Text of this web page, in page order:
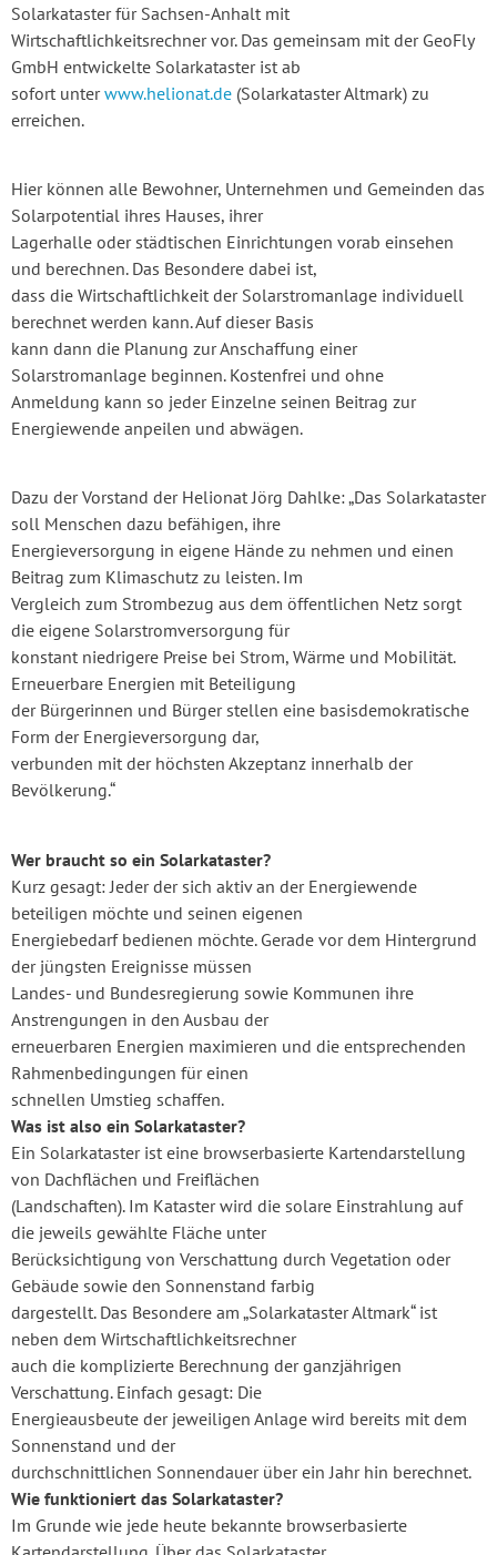
Solarkataster für Sachsen-Anhalt mit
Wirtschaftlichkeitsrechner vor. Das gemeinsam mit der GeoFly
GmbH entwickelte Solarkataster ist ab
sofort unterwww.helionat.de (Solarkataster Altmark) zu
erreichen.
Hier können alle Bewohner, Unternehmen und Gemeinden das
Solarpotential ihres Hauses, ihrer
Lagerhalle oder städtischen Einrichtungen vorab einsehen
und berechnen. Das Besondere dabei ist,
dass die Wirtschaftlichkeit der Solarstromanlage individuell
berechnet werden kann. Auf dieser Basis
kann dann die Planung zur Anschaffung einer
Solarstromanlage beginnen. Kostenfrei und ohne
Anmeldung kann so jeder Einzelne seinen Beitrag zur
Energiewende anpeilen und abwägen.
Dazu der Vorstand der Helionat Jörg Dahlke: „Das Solarkataster
soll Menschen dazu befähigen, ihre
Energieversorgung in eigene Hände zu nehmen und einen
Beitrag zum Klimaschutz zu leisten. Im
Vergleich zum Strombezug aus dem öffentlichen Netz sorgt
die eigene Solarstromversorgung für
konstant niedrigere Preise bei Strom, Wärme und Mobilität.
Erneuerbare Energien mit Beteiligung
der Bürgerinnen und Bürger stellen eine basisdemokratische
Form der Energieversorgung dar,
verbunden mit der höchsten Akzeptanz innerhalb der
Bevölkerung.“
Wer braucht so ein Solarkataster?
Kurz gesagt: Jeder der sich aktiv an der Energiewende
beteiligen möchte und seinen eigenen
Energiebedarf bedienen möchte. Gerade vor dem Hintergrund
der jüngsten Ereignisse müssen
Landes- und Bundesregierung sowie Kommunen ihre
Anstrengungen in den Ausbau der
erneuerbaren Energien maximieren und die entsprechenden
Rahmenbedingungen für einen
schnellen Umstieg schaffen.
Was ist also ein Solarkataster?
Ein Solarkataster ist eine browserbasierte Kartendarstellung
von Dachflächen und Freiflächen
(Landschaften). Im Kataster wird die solare Einstrahlung auf
die jeweils gewählte Fläche unter
Berücksichtigung von Verschattung durch Vegetation oder
Gebäude sowie den Sonnenstand farbig
dargestellt. Das Besondere am „Solarkataster Altmark“ ist
neben dem Wirtschaftlichkeitsrechner
auch die komplizierte Berechnung der ganzjährigen
Verschattung. Einfach gesagt: Die
Energieausbeute der jeweiligen Anlage wird bereits mit dem
Sonnenstand und der
durchschnittlichen Sonnendauer über ein Jahr hin berechnet.
Wie funktioniert das Solarkataster?
Im Grunde wie jede heute bekannte browserbasierte